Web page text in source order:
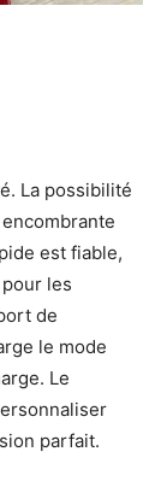
La possibilité
est fiable,
les
de
le mode
Le
parfait.